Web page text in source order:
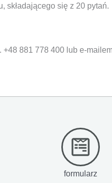
składającego się z 20 pytań.
881 778 400 lub e-
formularz